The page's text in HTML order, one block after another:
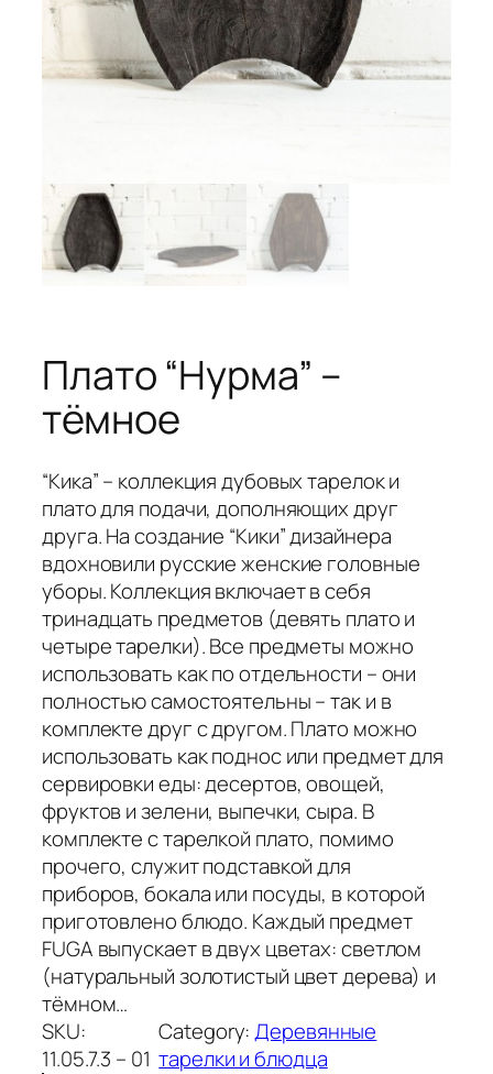
Плато “Нурма” –
тёмное
“Кика” – коллекция дубовых тарелок и
плато для подачи, дополняющих друг
друга. На создание “Кики” дизайнера
вдохновили русские женские головные
уборы. Коллекция включает в себя
тринадцать предметов (девять плато и
четыре тарелки). Все предметы можно
использовать как по отдельности – они
полностью самостоятельны – так и в
комплекте друг с другом. Плато можно
использовать как поднос или предмет для
сервировки еды: десертов, овощей,
фруктов и зелени, выпечки, сыра. В
комплекте с тарелкой плато, помимо
прочего, служит подставкой для
приборов, бокала или посуды, в которой
приготовлено блюдо. Каждый предмет
FUGA выпускает в двух цветах: светлом
(натуральный золотистый цвет дерева) и
тёмном…
SKU:
11.05.7.3 – 01
Category:Деревянные
тарелки и блюдца